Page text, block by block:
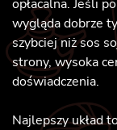
opłacalna. Jeśli
wygląda dobrze
szybciej niż sos
strony, wysoka
doświadczenia.
Najlepszy układ